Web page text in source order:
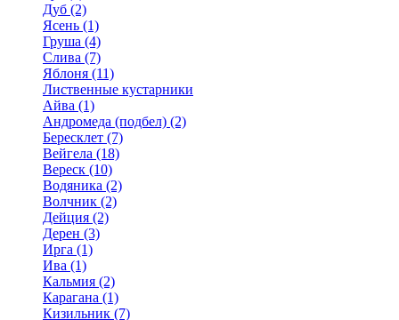
Дуб (2)
Ясень (1)
Груша (4)
Слива (7)
Яблоня (11)
Лиственные кустарники
Айва (1)
Андромеда (подбел) (2)
Бересклет (7)
Вейгела (18)
Вереск (10)
Водяника (2)
Волчник (2)
Дейция (2)
Дерен (3)
Ирга (1)
Ива (1)
Кальмия (2)
Карагана (1)
Кизильник (7)